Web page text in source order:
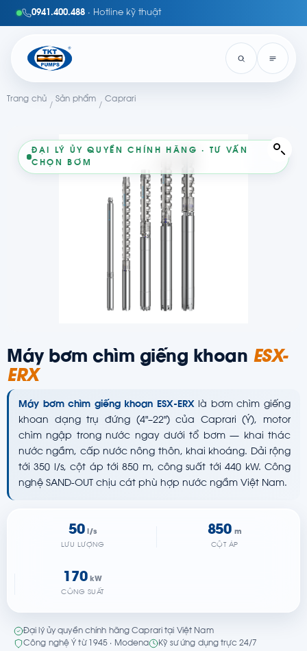
0941.400.488 · Hotline kỹ thuật
Trang chủ
/
Sản phẩm
/
Caprari
ĐẠI LÝ ỦY QUYỀN CHÍNH HÃNG · TƯ VẤN
CHỌN BƠM
Máy bơm chìm giếng khoan ESX-
ERX
Máy bơm chìm giếng khoan ESX-ERXlà bơm chìm giếng
khoan dạng trụ đứng (4"–22") của Caprari (Ý), motor
chìm ngập trong nước ngay dưới tổ bơm — khai thác
nước ngầm, cấp nước nông thôn, khai khoáng. Dải rộng
tới 350 l/s, cột áp tới 850 m, công suất tới 440 kW. Công
nghệ SAND-OUT chịu cát phù hợp nước ngầm Việt Nam.
50 l/s
LƯU LƯỢNG
850 m
CỘT ÁP
170 kW
CÔNG SUẤT
Đại lý ủy quyền chính hãng Caprari tại Việt Nam
Công nghệ Ý từ 1945 · Modena
Kỹ sư ứng dụng trực 24/7